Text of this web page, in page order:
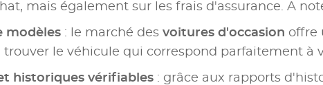
mais également sur les frais d'assurance. A
modèles : le marché des voitures d'occasion offre
le véhicule qui correspond parfaitement à
historiques vérifiables : grâce aux rapports